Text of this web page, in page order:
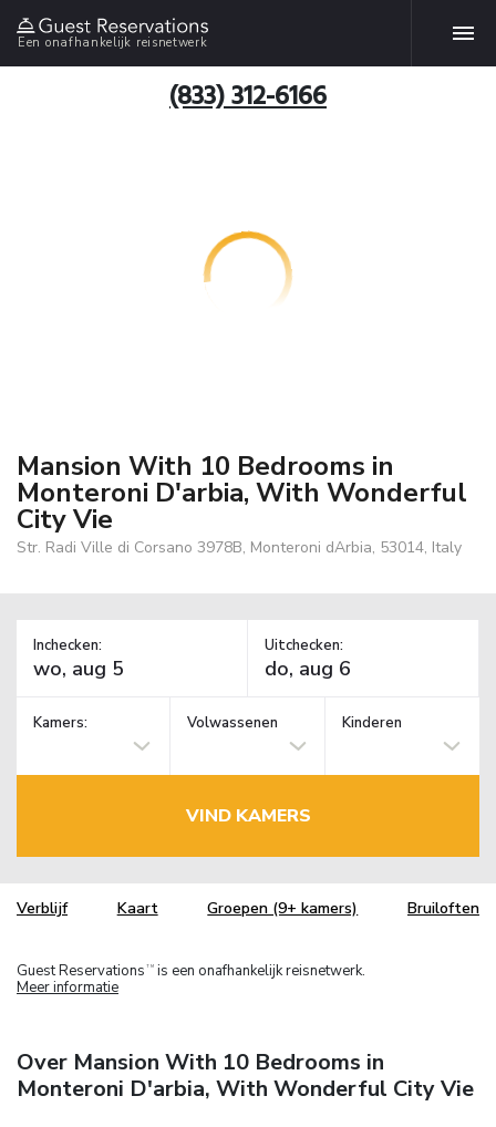
Een onafhankelijk reisnetwerk
(833) 312-6166
Mansion With 10 Bedrooms in
Monteroni D'arbia, With Wonderful
City Vie
Str. Radi Ville di Corsano 3978B, Monteroni dArbia, 53014, Italy
Inchecken: Uitchecken:
Kamers: Volwassenen Kinderen
VIND KAMERS
Verblijf Kaart Groepen (9+ kamers) Bruiloften
Guest Reservations TM is een onafhankelijk reisnetwerk.
Meer informatie
Over Mansion With 10 Bedrooms in
Monteroni D'arbia, With Wonderful City Vie